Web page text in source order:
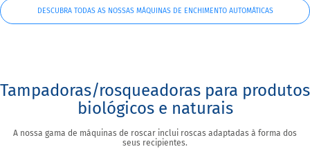
DESCUBRA TODAS AS NOSSAS MÁQUINAS DE ENCHIMENTO AUTOMÁTICAS
Tampadoras/rosqueadoras para produtos
biológicos e naturais
A nossa gama de máquinas de roscar inclui roscas adaptadas à forma dos
seus recipientes.